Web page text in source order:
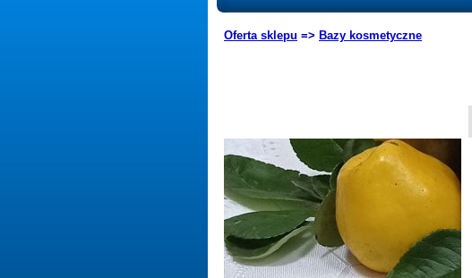
Oferta sklepu => Bazy kosmetyczne